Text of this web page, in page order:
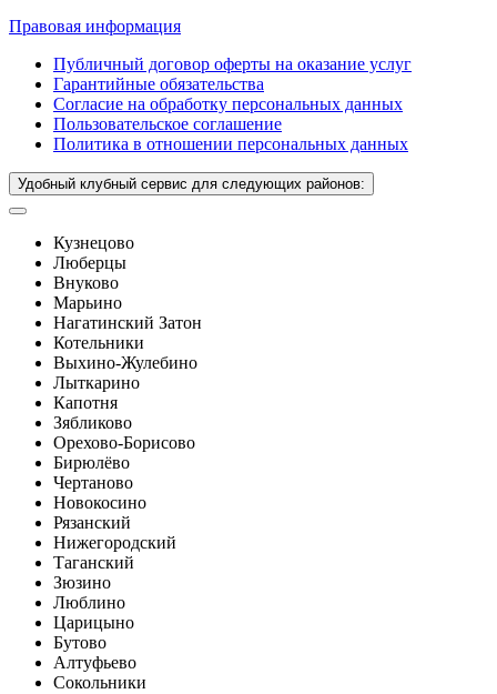
Правовая информация
Публичный договор оферты на оказание услуг
Гарантийные обязательства
Согласие на обработку персональных данных
Пользовательское соглашение
Политика в отношении персональных данных
Удобный клубный сервис для следующих районов:
Кузнецово
Люберцы
Внуково
Марьино
Нагатинский Затон
Котельники
Выхино-Жулебино
Лыткарино
Капотня
Зябликово
Орехово-Борисово
Бирюлёво
Чертаново
Новокосино
Рязанский
Нижегородский
Таганский
Зюзино
Люблино
Царицыно
Бутово
Алтуфьево
Сокольники